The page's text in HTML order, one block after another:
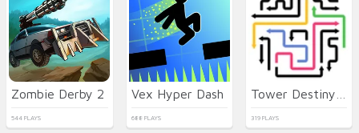
Zombie Derby 2
544 PLAYS
Vex Hyper Dash
688 PLAYS 319 PLAYS